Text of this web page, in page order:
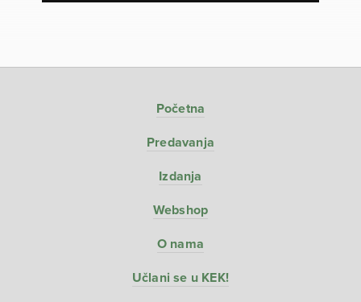
Početna
Predavanja
Izdanja
Webshop
O nama
Učlani se u KEK!